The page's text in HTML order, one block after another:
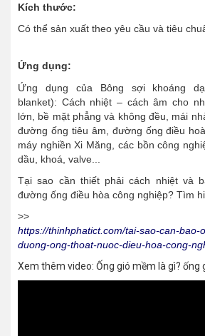
Kích thước:
Có thể sản xuất theo yêu cầu và tiêu
Ứng dụng:
Ứng dụng của Bông sợi khoáng
blanket): Cách nhiệt – cách âm cho
lớn, bề mặt phẳng và không đều, mái
đường ống tiêu âm, đường ống điều
máy nghiền Xi Măng, các bồn công
dầu, khoá, valve...
Tại sao cần thiết phải cách nhiệt và
đường ống điều hòa công nghiệp? Tìm
>>
https://thinhphatict.com/tai-sao-can-bao-
duong-ong-thoat-nuoc-dieu-hoa-cong-
Xem thêm video: Ống gió mềm là gì? ống